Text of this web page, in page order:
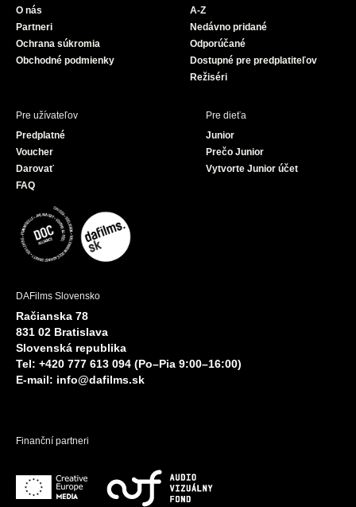
e
O nás
Partneri
Ochrana súkromia
Obchodné podmienky
A-Z
Nedávno pridané
Odporúčané
Dostupné pre predplatiteľov
Režiséri
Pre užívateľov
Predplatné
Voucher
Darovať
FAQ
Pre dieťa
Junior
Prečo Junior
Vytvorte Junior účet
DAFilms Slovensko
Račianska 78
831 02 Bratislava
Slovenská republika
Tel: +420 777 613 094 (Po–Pia 9:00–16:00)
E-mail: info@dafilms.sk
Finanční partneri